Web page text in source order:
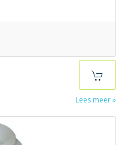
Lees meer »